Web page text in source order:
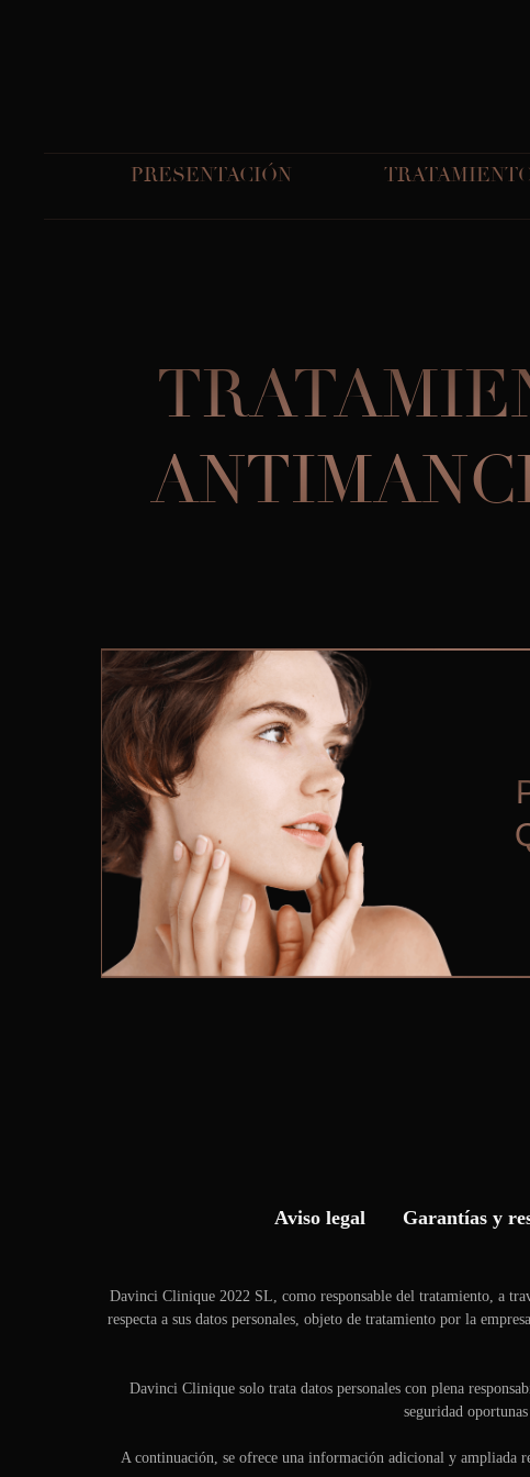
PRESENTACIÓN
Aviso legal Garantías y
Davinci Clinique 2022 SL, como responsable del tratamiento, a
respecta a sus datos personales, objeto de tratamiento por la
Davinci Clinique solo trata datos personales con plena
seguridad
A continuación, se ofrece una información adicional y ampliada